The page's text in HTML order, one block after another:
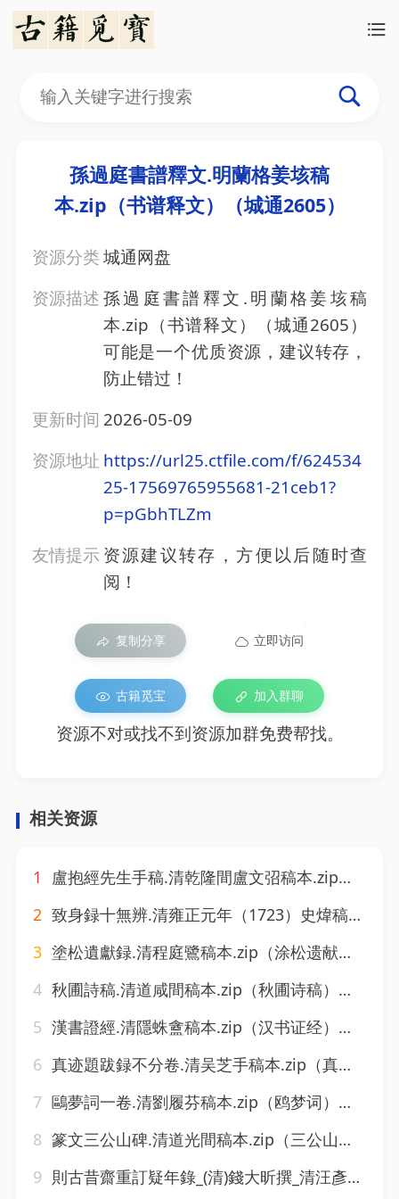
孫過庭書譜釋文.明蘭格姜垓稿
本.zip（书谱释文）（城通2605）
资源分类城通网盘
资源描述孫過庭書譜釋文.明蘭格姜垓稿
本.zip（书谱释文）（城通2605）
可能是一个优质资源，建议转存，
防止错过！
更新时间 2026-05-09
资源地址 https://url25.ctfile.com/f/624534
25-17569765955681-21ceb1?
p=pGbhTLZm
友情提示 资源建议转存，方便以后随时查
阅！
复制分享 立即访问
古籍觅宝 加入群聊
资源不对或找不到资源加群免费帮找。
相关资源
1
盧抱經先生手稿.清乾隆間盧文弨稿本.zip（卢抱经先生手稿）（城通2605）
2 致身録十無辨.清雍正元年（1723）史煒稿本.zip（致身录十无辨）（城通2605）
3 塗松遺獻録.清程庭鷺稿本.zip（涂松遗献录）（城通2605）
4 秋圃詩稿.清道咸間稿本.zip（秋圃诗稿）（城通2605）
5 漢書證經.清隱蛛盦稿本.zip（汉书证经）（城通2605）
6 真迹題跋録不分卷.清吴芝手稿本.zip（真迹题跋录）（城通2605）
7 鷗夢詞一卷.清劉履芬稿本.zip（鸥梦词）（城通2605）
8 篆文三公山碑.清道光間稿本.zip（三公山碑）（城通2605）
9 則古昔齋重訂疑年錄_(清)錢大昕撰_清汪彥份手鈔錄格清稿本.zip（百度.铠甲库.2502)